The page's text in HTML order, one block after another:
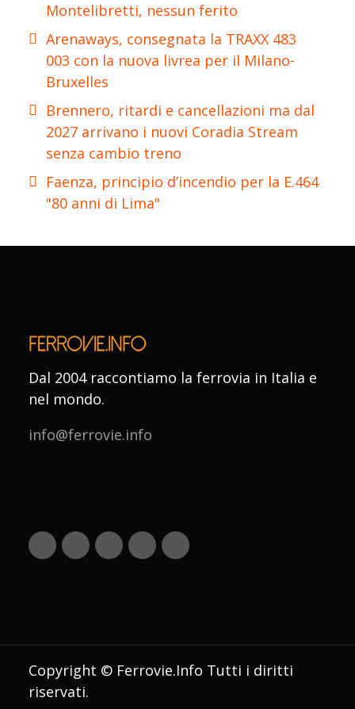
Montelibretti, nessun ferito
Arenaways, consegnata la TRAXX 483
003 con la nuova livrea per il Milano-
Bruxelles
Brennero, ritardi e cancellazioni ma dal
2027 arrivano i nuovi Coradia Stream
senza cambio treno
Faenza, principio d’incendio per la E.464
"80 anni di Lima"
Dal 2004 raccontiamo la ferrovia in Italia e
nel mondo.
info@ferrovie.info
Copyright © Ferrovie.Info Tutti i diritti
riservati.